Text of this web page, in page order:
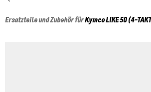
Ersatzteile und Zubehör fürKymcoLIKE 50 (4-